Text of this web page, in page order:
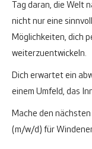
Tag daran, die Welt
nicht nur eine
Möglichkeiten, dich
weiterzuentwickeln.
Dich erwartet ein
einem Umfeld, das
Mache den
(m/w/d) für